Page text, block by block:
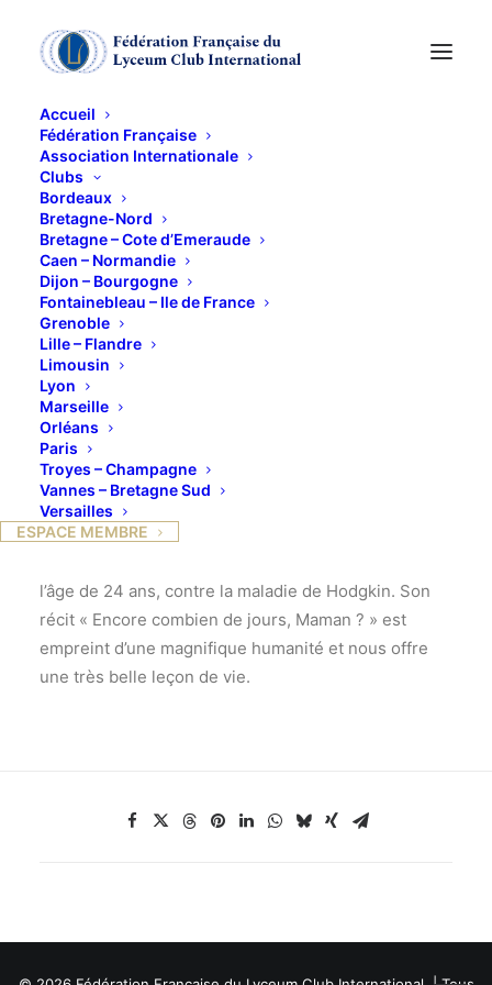
Accueil
Fédération Française
Association Internationale
Clubs
Bordeaux
Bretagne-Nord
Bretagne – Cote d’Emeraude
Caen – Normandie
Dijon – Bourgogne
Fontainebleau – Ile de France
Grenoble
Lille – Flandre
Limousin
Lyon
Marseille
Orléans
Paris
Troyes – Champagne
Vannes – Bretagne Sud
Versailles
ESPACE MEMBRE
Conférence « Encore
combien de jours
Maman ? »
Le jeudi 14 novembre 2013 à 17h30
Ségolène de Margerie nous retracera le
l’âge de 24 ans, contre la maladie de Hodgkin. Son
récit « Encore combien de jours, Maman ? » est
empreint d’une magnifique humanité et nous offre
une très belle leçon de vie.